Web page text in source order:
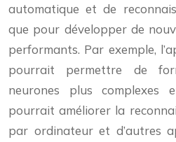
automatique et de
que pour développer de
performants. Par exemple,
pourrait permettre de
neurones plus
pourrait améliorer la
par ordinateur et d’autres